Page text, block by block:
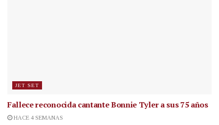
JET SET
Fallece reconocida cantanteBonnie Tyler a sus 75 años
HACE 4 SEMANAS